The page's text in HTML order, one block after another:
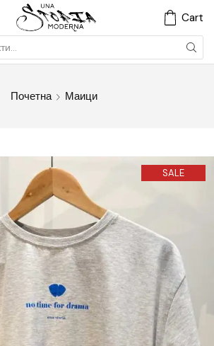
Cart
Почетна Маици
SALE